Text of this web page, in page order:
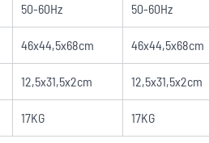
50-60Hz 50-60Hz
46x44,5x68cm 46x44,5x68cm
12,5x31,5x2cm 12,5x31,5x2cm
17KG 17KG